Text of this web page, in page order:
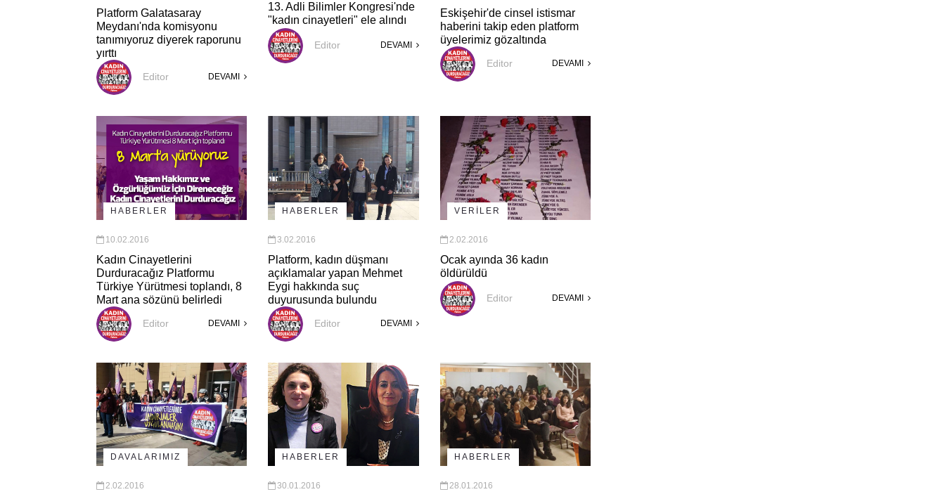
Platform Galatasaray
Meydanı'nda komisyonu
tanımıyoruz diyerek raporunu
yırttı
Editor DEVAMI
13. Adli Bilimler Kongresi'nde
"kadın cinayetleri" ele alındı
Editor DEVAMI
Eskişehir'de cinsel istismar
haberini takip eden platform
üyelerimiz gözaltında
Editor DEVAMI
HABERLER
10.02.2016
Kadın Cinayetlerini
Durduracağız Platformu
Türkiye Yürütmesi toplandı, 8
Mart ana sözünü belirledi
Editor DEVAMI
HABERLER
3.02.2016
Platform, kadın düşmanı
açıklamalar yapan Mehmet
Eygi hakkında suç
duyurusunda bulundu
Editor DEVAMI
VERİLER
2.02.2016
Ocak ayında 36 kadın
öldürüldü
Editor DEVAMI
DAVALARIMIZ
2.02.2016
HABERLER
30.01.2016
HABERLER
28.01.2016